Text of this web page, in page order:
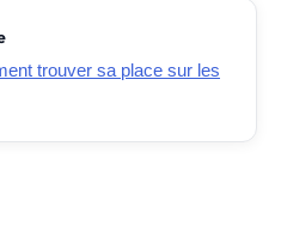
trouver sa place sur les